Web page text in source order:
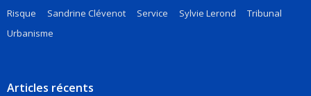
Risque
Sandrine Clévenot Service Sylvie Lerond
Tribunal
Urbanisme
Articles récents